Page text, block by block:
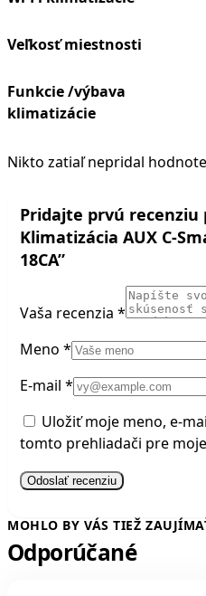
Veľkosť miestnosti
Funkcie /výbava
klimatizácie
Nikto zatiaľ nepridal
Pridajte prvú recenziu
Klimatizácia AUX C-
18CA”
Vaša recenzia *
Meno *
E-mail *
Uložiť moje meno, e-
tomto prehliadači pre
MOHLO BY VÁS TIEŽ
Odporúčané